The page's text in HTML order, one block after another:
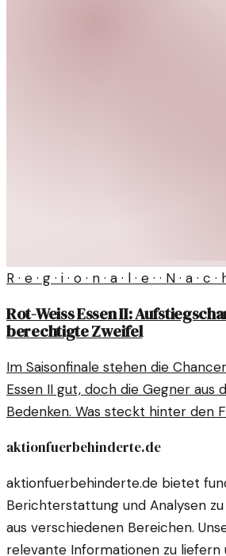
R · e · g · i · o · n · a · l · e · · N · a · c
Rot-Weiss Essen II:
berechtigte Zweifel
Im Saisonfinale stehen die
Essen II gut, doch die Gegner aus
Bedenken. Was steckt hinter den
aktionfuerbehinderte.de
aktionfuerbehinderte.de bietet
Berichterstattung und Analysen
aus verschiedenen Bereichen.
relevante Informationen zu liefern